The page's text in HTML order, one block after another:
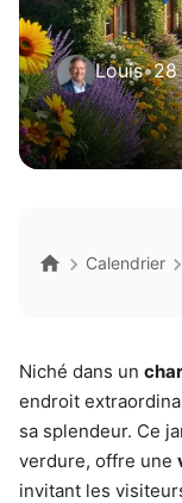
Louis•28
Calendrier
Niché dans un
endroit
sa splendeur. Ce
verdure, offre une
invitant les